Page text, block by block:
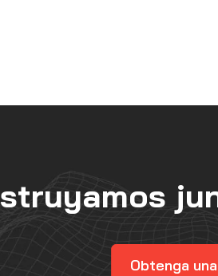
Obtenga